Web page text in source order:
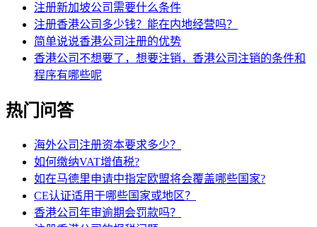
注册新加坡公司需要什么条件
注册香港公司多少钱？能在内地经营吗？
简单说说香港公司注册的优势
香港公司不想要了，想要注销，香港公司注销的条件和
程序有哪些呢
热门问答
海外公司注册资本要求多少？
如何缴纳VAT增值税?
如在马德里申请中指定欧盟将会覆盖哪些国家?
CE认证适用于哪些国家或地区？
香港公司年审逾期会罚款吗？